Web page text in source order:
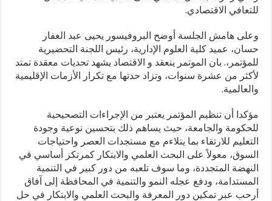
للتعافي الاقتصادي.
وعلى هامش الجلسة أوضح البروفيسور يحيى عبد الغفار
حسان، عميد كلية العلوم الإدارية، رئيس اللجنة التحضيرية
للمؤتمر،. بان الموتمر ينعقد و الاقتصاد يشهد تحديات معقدة تمتد
لأكثر من عشرة سنوات، وتزاد حدتها مع تكرار الأزمات الإقليمية
والعالمية.
مؤكدا أن تنظيم المؤتمر يعتبر من الإجراءات التصحيحية
للحكومة والجامعة، حيث يساهم ذلك بتحسين نوعية وجودة
التعليم للارتقاء بما يتلاءم مع مستجدات العصر واحتياجات
السوق، معولاً على البحث العلمي والابتكار كمرتكز أساسي في
النهضة المتجددة، وما سوف تلعبه من دور كبير في التنمية
المستدامة، ودفع عجله النمو والتنمية في المحافظة إلى آفاق
أرحب عبر تمكين دور المعرفة والبحث العلمي والابتكار في حل